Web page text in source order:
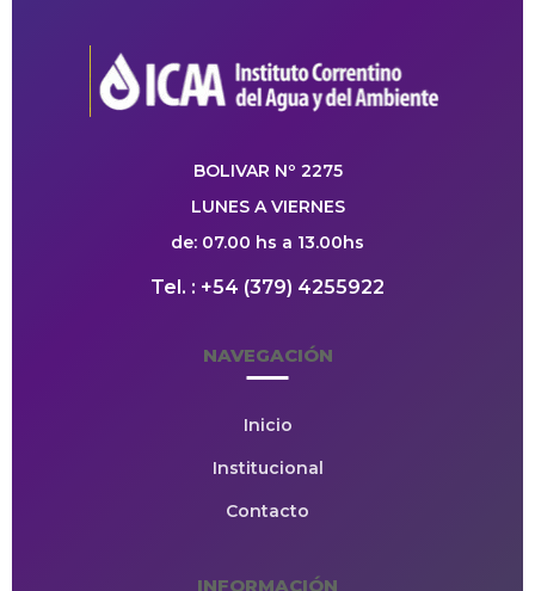
BOLIVAR Nº 2275
LUNES A VIERNES
de: 07.00 hs a 13.00hs
Tel. : +54 (379) 4255922
NAVEGACIÓN
Inicio
Institucional
Contacto
INFORMACIÓN